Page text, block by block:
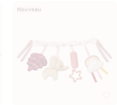
Lapidou Arche d’Activités pour
Nouveau